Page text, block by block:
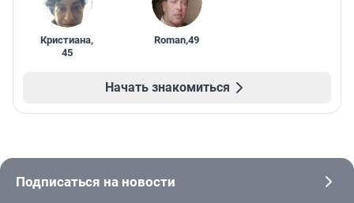
Кристиана,
45
Roman,49
Начать знакомиться
Подписаться на новости